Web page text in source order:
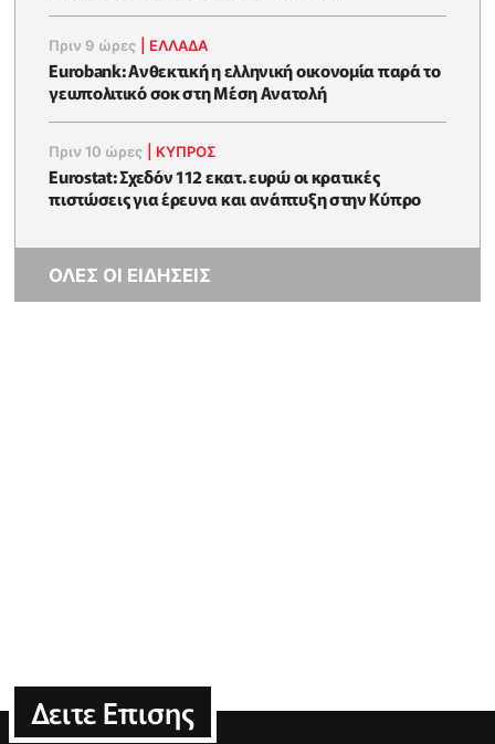
Πριν 9 ώρες ΕΛΛΆΔΑ
Eurobank: Ανθεκτική η ελληνική οικονομία παρά το
γεωπολιτικό σοκ στη Μέση Ανατολή
Πριν 10 ώρες ΚΥΠΡΟΣ
Eurostat: Σχεδόν 112 εκατ. ευρώ οι κρατικές
πιστώσεις για έρευνα και ανάπτυξη στην Κύπρο
ΟΛΕΣ ΟΙ ΕΙΔΗΣΕΙΣ
Δειτε Επισης